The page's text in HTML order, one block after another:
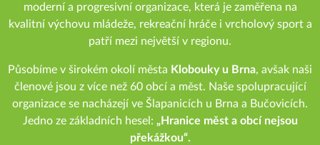
moderní a progresivní organizace, která je zaměřena na
kvalitní výchovu mládeže, rekreační hráče i vrcholový sport a
patří mezi největší v regionu.
Působíme v širokém okolí města Klobouky u Brna, avšak naši
členové jsou z více než 60 obcí a měst. Naše spolupracující
organizace se nacházejí ve Šlapanicích u Brna a Bučovicích.
Jedno ze základních hesel: „Hranice měst a obcí nejsou
překážkou“.